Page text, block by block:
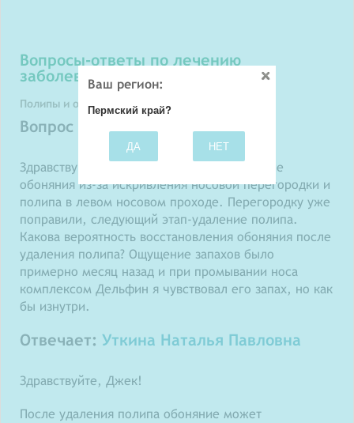
вопросы-ответы по лечению
заболеваний носа
Полипы и обоняние
Вопрос задает: Джек
Здравствуйте. У меня произошло нарушение
обоняния из-за искривления носовой перегородки и
полипа в левом носовом проходе. Перегородку уже
поправили, следующий этап-удаление полипа.
Какова вероятность восстановления обоняния после
удаления полипа? Ощущение запахов было
примерно месяц назад и при промывании носа
комплексом Дельфин я чувствовал его запах, но как
бы изнутри.
Отвечает: Уткина Наталья Павловна
Здравствуйте, Джек!
После удаления полипа обоняние может
Ваш регион:
Пермский край?
ДА НЕТ